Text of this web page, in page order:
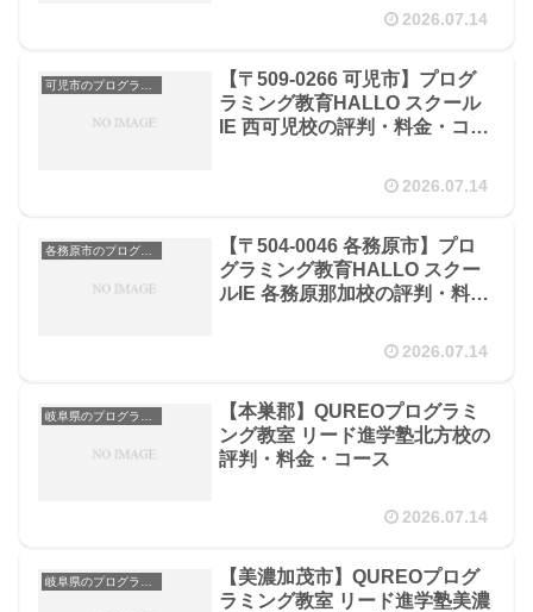
2026.07.14
【〒509-0266 可児市】プログ
ラミング教育HALLO スクール
IE 西可児校の評判・料金・コー
2026.07.14
【〒504-0046 各務原市】プロ
グラミング教育HALLO スクー
ルIE 各務原那加校の評判・料
2026.07.14
【本巣郡】QUREOプログラミ
ング教室 リード進学塾北方校の
評判・料金・コース
2026.07.14
【美濃加茂市】QUREOプログ
ラミング教室 リード進学塾美濃